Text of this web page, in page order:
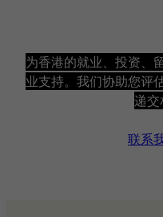
为香港的就业、投资、
业支持。我们协助您评
递交
联系